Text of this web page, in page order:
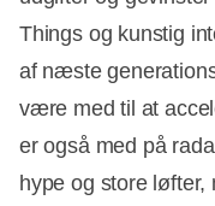
Things og kunstig
af næste
være med til at
er også med på
hype og store løfter,